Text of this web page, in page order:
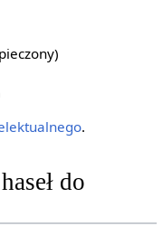
.
do